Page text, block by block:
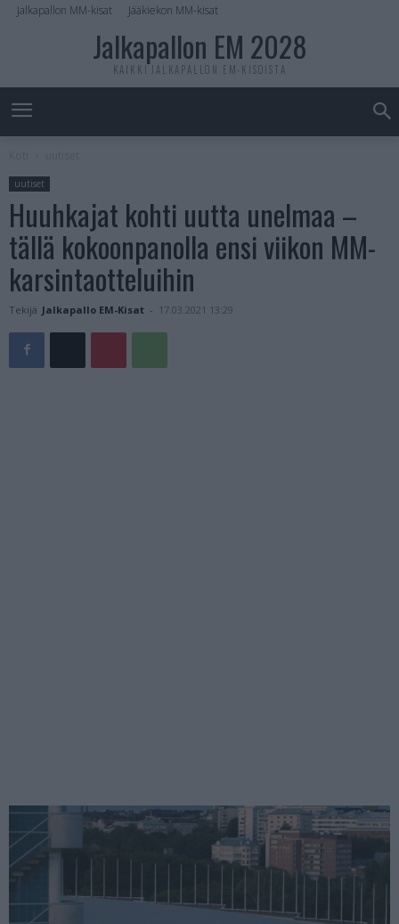
Jalkapallon MM-kisat Jääkiekon MM-kisat
Jalkapallon EM 2028
KAIKKI JALKAPALLON EM-KISOISTA
uutiset
Huuhkajat kohti uutta unelmaa –
tällä kokoonpanolla ensi viikon MM-
karsintaotteluihin
Tekijä Jalkapallo EM-Kisat - 17.03.2021 13:29